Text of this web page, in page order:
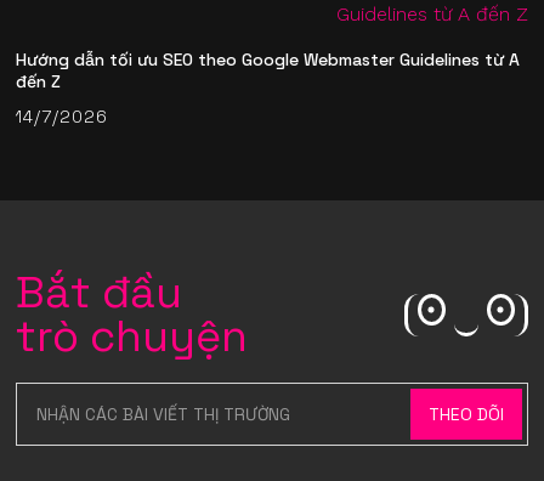
Hướng dẫn tối ưu SEO theo Google Webmaster Guidelines từ A
đến Z
14/7/2026
Bắt đầu
trò chuyện